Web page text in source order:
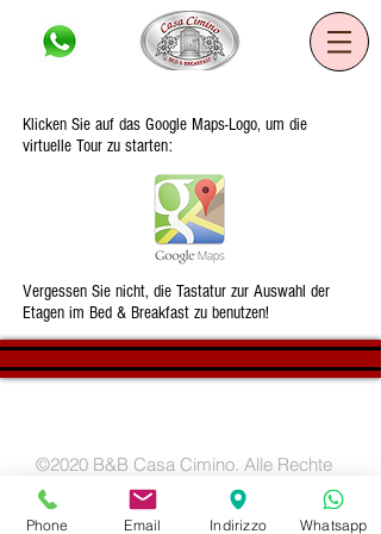
Klicken Sie auf das Google Maps-Logo, um die
virtuelle Tour zu starten:
Vergessen Sie nicht, die Tastatur zur Auswahl der
Etagen im Bed & Breakfast zu benutzen!
©2020 B&B Casa Cimino. Alle Rechte
vorbehalten - Entwickelt von Mirko Annese
Phone Email Indirizzo Whatsapp